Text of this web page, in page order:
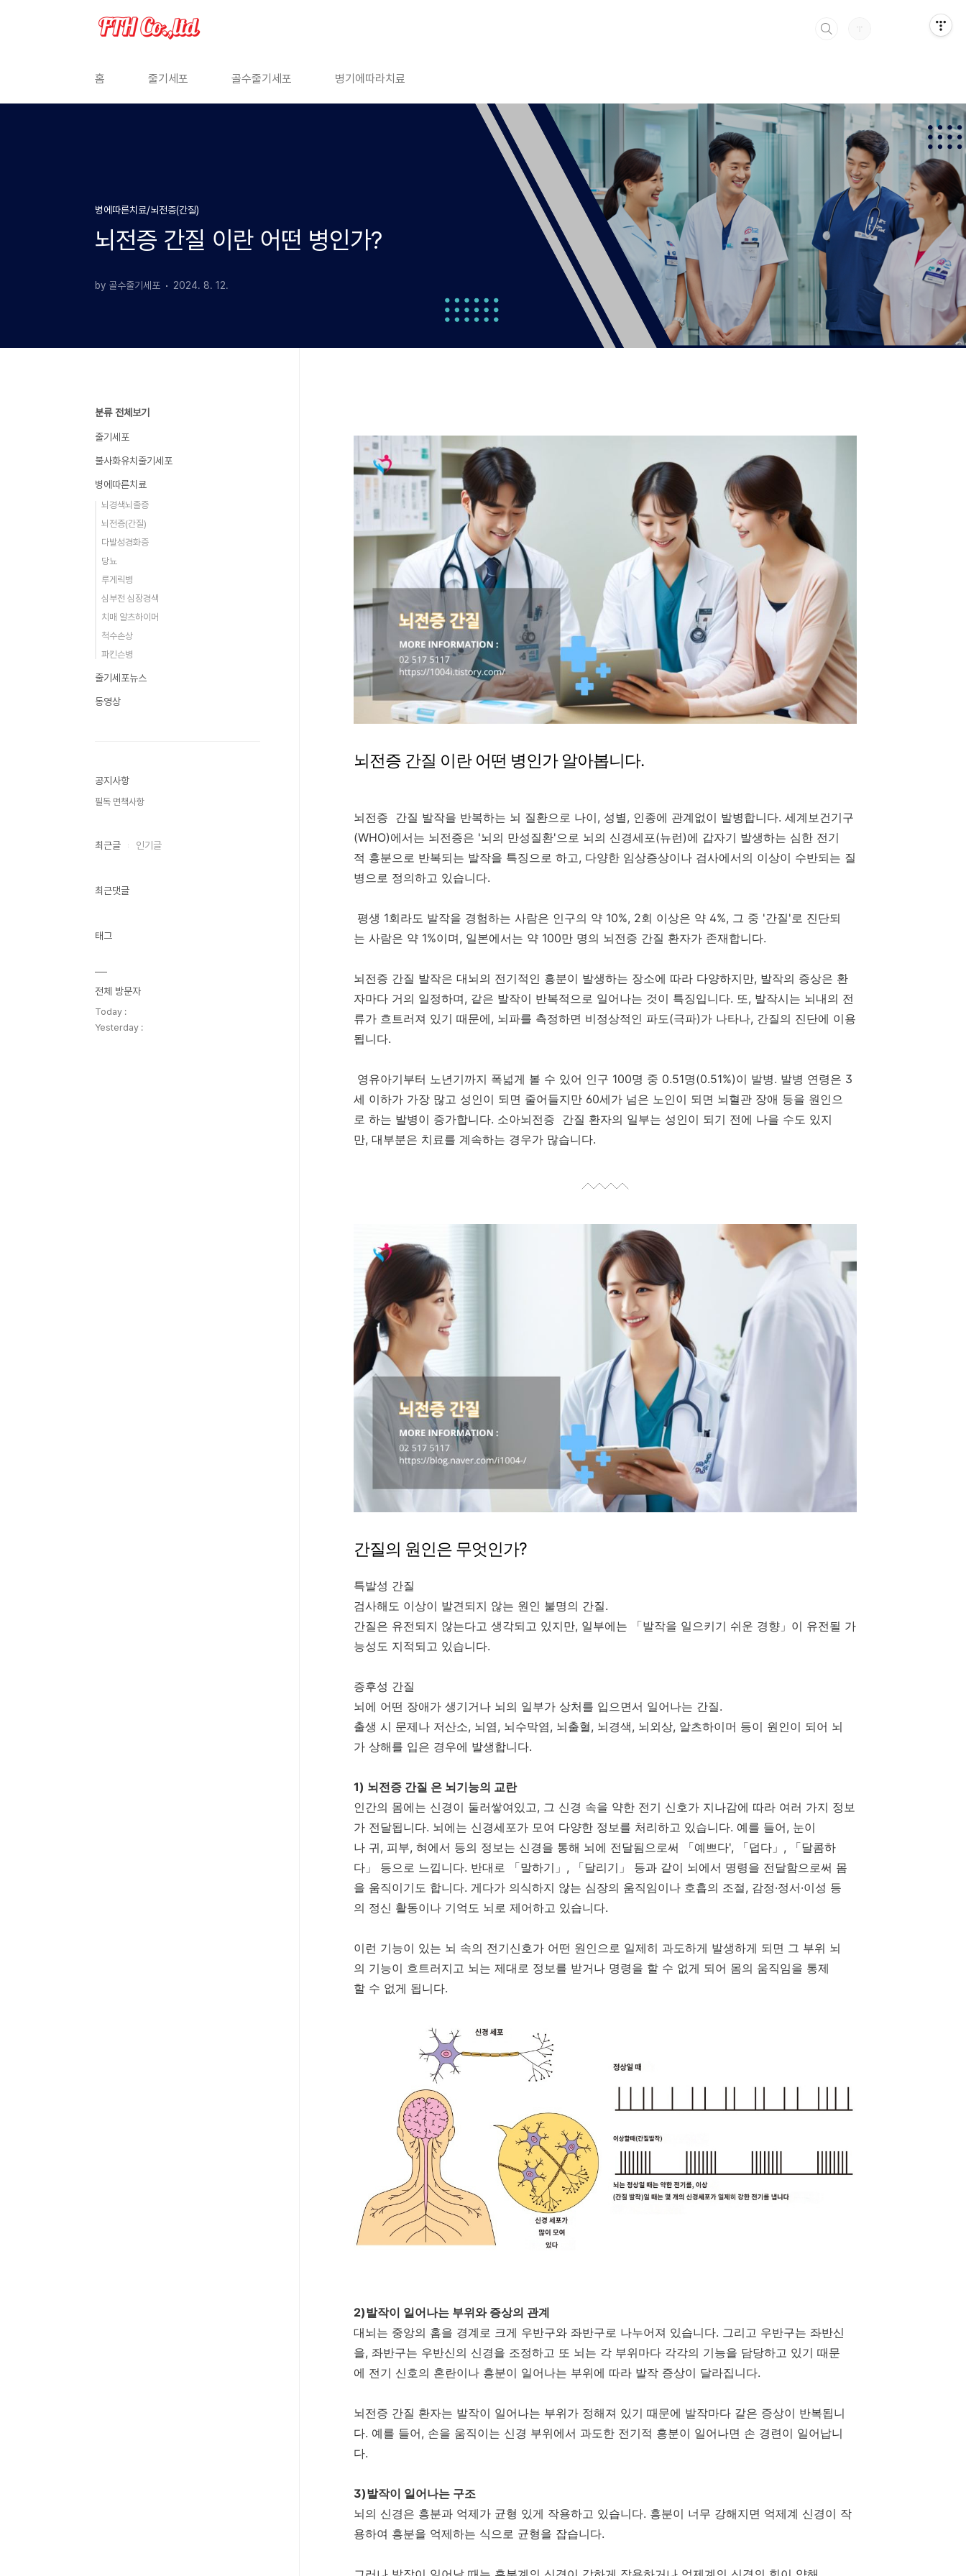
홈 줄기세포 골수줄기세포 병기에따라치료
병에따른치료/뇌전증(간질)
뇌전증 간질 이란 어떤 병인가?
by 골수줄기세포 2024. 8. 12.
뇌전증 간질 이란 어떤 병인가 알아봅니다.
뇌전증 간질 발작을 반복하는 뇌 질환으로 나이, 성별, 인종에 관계없이 발병합니다. 세계보건기구
(WHO)에서는 뇌전증은 '뇌의 만성질환'으로 뇌의 신경세포(뉴런)에 갑자기 발생하는 심한 전기
적 흥분으로 반복되는 발작을 특징으로 하고, 다양한 임상증상이나 검사에서의 이상이 수반되는 질
병으로 정의하고 있습니다.
평생 1회라도 발작을 경험하는 사람은 인구의 약 10%, 2회 이상은 약 4%, 그 중 '간질'로 진단되
는 사람은 약 1%이며, 일본에서는 약 100만 명의 뇌전증 간질 환자가 존재합니다.
뇌전증 간질 발작은 대뇌의 전기적인 흥분이 발생하는 장소에 따라 다양하지만, 발작의 증상은 환
자마다 거의 일정하며, 같은 발작이 반복적으로 일어나는 것이 특징입니다. 또, 발작시는 뇌내의 전
류가 흐트러져 있기 때문에, 뇌파를 측정하면 비정상적인 파도(극파)가 나타나, 간질의 진단에 이용
됩니다.
영유아기부터 노년기까지 폭넓게 볼 수 있어 인구 100명 중 0.51명(0.51%)이 발병. 발병 연령은 3
세 이하가 가장 많고 성인이 되면 줄어들지만 60세가 넘은 노인이 되면 뇌혈관 장애 등을 원인으
로 하는 발병이 증가합니다. 소아뇌전증 간질 환자의 일부는 성인이 되기 전에 나을 수도 있지
만, 대부분은 치료를 계속하는 경우가 많습니다.
간질의 원인은 무엇인가?
특발성 간질
검사해도 이상이 발견되지 않는 원인 불명의 간질.
간질은 유전되지 않는다고 생각되고 있지만, 일부에는 「발작을 일으키기 쉬운 경향」이 유전될 가
능성도 지적되고 있습니다.
증후성 간질
뇌에 어떤 장애가 생기거나 뇌의 일부가 상처를 입으면서 일어나는 간질.
출생 시 문제나 저산소, 뇌염, 뇌수막염, 뇌출혈, 뇌경색, 뇌외상, 알츠하이머 등이 원인이 되어 뇌
가 상해를 입은 경우에 발생합니다.
1) 뇌전증 간질 은 뇌기능의 교란
인간의 몸에는 신경이 둘러쌓여있고, 그 신경 속을 약한 전기 신호가 지나감에 따라 여러 가지 정보
가 전달됩니다. 뇌에는 신경세포가 모여 다양한 정보를 처리하고 있습니다. 예를 들어, 눈이
나 귀, 피부, 혀에서 등의 정보는 신경을 통해 뇌에 전달됨으로써 「예쁘다', 「덥다」, 「달콤하
다」 등으로 느낍니다. 반대로 「말하기」, 「달리기」 등과 같이 뇌에서 명령을 전달함으로써 몸
을 움직이기도 합니다. 게다가 의식하지 않는 심장의 움직임이나 호흡의 조절, 감정·정서·이성 등
의 정신 활동이나 기억도 뇌로 제어하고 있습니다.
이런 기능이 있는 뇌 속의 전기신호가 어떤 원인으로 일제히 과도하게 발생하게 되면 그 부위 뇌
의 기능이 흐트러지고 뇌는 제대로 정보를 받거나 명령을 할 수 없게 되어 몸의 움직임을 통제
할 수 없게 됩니다.
2)발작이 일어나는 부위와 증상의 관계
대뇌는 중앙의 홈을 경계로 크게 우반구와 좌반구로 나누어져 있습니다. 그리고 우반구는 좌반신
을, 좌반구는 우반신의 신경을 조정하고 또 뇌는 각 부위마다 각각의 기능을 담당하고 있기 때문
에 전기 신호의 혼란이나 흥분이 일어나는 부위에 따라 발작 증상이 달라집니다.
뇌전증 간질 환자는 발작이 일어나는 부위가 정해져 있기 때문에 발작마다 같은 증상이 반복됩니
다. 예를 들어, 손을 움직이는 신경 부위에서 과도한 전기적 흥분이 일어나면 손 경련이 일어납니
다.
3)발작이 일어나는 구조
뇌의 신경은 흥분과 억제가 균형 있게 작용하고 있습니다. 흥분이 너무 강해지면 억제계 신경이 작
용하여 흥분을 억제하는 식으로 균형을 잡습니다.
분류 전체보기
줄기세포
불사화유치줄기세포
병에따른치료
뇌경색뇌졸증
뇌전증(간질)
다발성경화증
당뇨
루게릭병
심부전 심장경색
치매 알츠하이머
척수손상
파킨슨병
줄기세포뉴스
동영상
공지사항
필독 면책사항
최근글 인기글
최근댓글
태그
전체 방문자
Today :
Yesterday :